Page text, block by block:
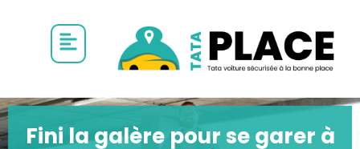
Fini la galère pour se garer à